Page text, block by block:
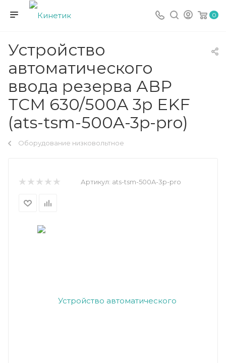
0
Устройство
автоматического
ввода резерва АВР
ТСM 630/500А 3р EKF
(ats-tsm-500A-3p-pro)
Оборудование низковольтное
Артикул: ats-tsm-500A-3p-pro